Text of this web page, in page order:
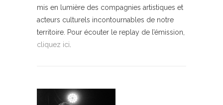
mis en lumière des compagnies artistiques et
acteurs culturels incontournables de notre
territoire. Pour écouter le replay de l’émission,
cliquez ici.